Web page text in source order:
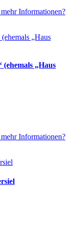
Informationen?
(ehemals „Haus
Informationen?